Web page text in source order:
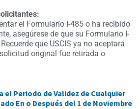
el Formulario I-485 o ha recibido
asegúrese de que su Formulario I-
que USCIS ya no aceptará
original fue retirada o
el Periodo de Validez de Cualquier
En o Después del 1 de Noviembre